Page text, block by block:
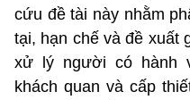
cứu đề tài này nhằm
tại, hạn chế và đề xuất
xử lý người có hành
khách quan và cấp